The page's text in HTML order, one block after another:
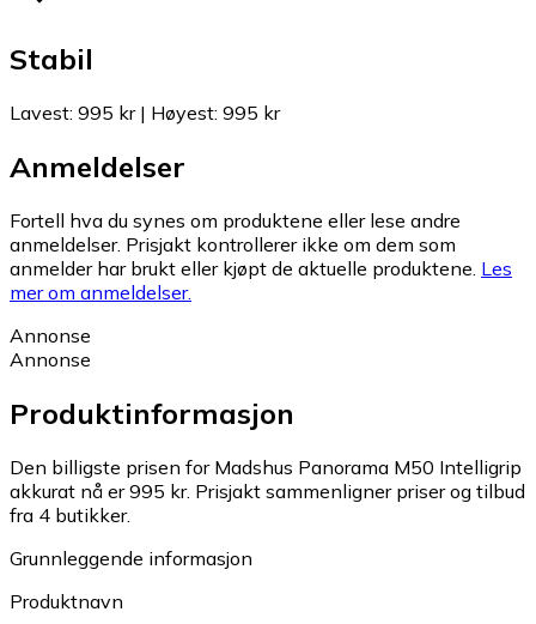
Stabil
Lavest: 995 kr| Høyest: 995 kr
Anmeldelser
Fortell hva du synes om produktene eller lese andre
anmeldelser. Prisjakt kontrollerer ikke om dem som
anmelder har brukt eller kjøpt de aktuelle produktene. Les
mer om anmeldelser.
Annonse
Annonse
Produktinformasjon
Den billigste prisen for Madshus Panorama M50 Intelligrip
akkurat nå er 995 kr. Prisjakt sammenligner priser og tilbud
fra 4 butikker.
Grunnleggende informasjon
Produktnavn